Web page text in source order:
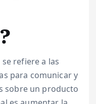
se refiere a las
para comunicar y
sobre un producto